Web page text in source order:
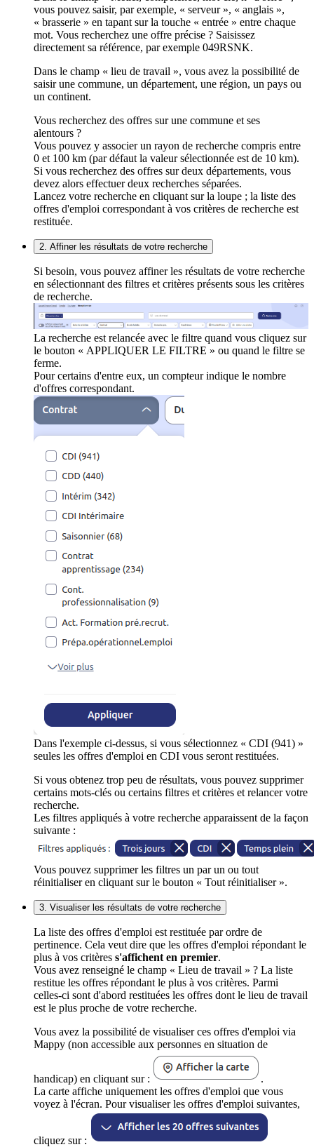
vous pouvez saisir, par exemple, « serveur », « anglais »,
« brasserie » en tapant sur la touche « entrée » entre chaque
mot. Vous recherchez une offre précise ? Saisissez
directement sa référence, par exemple 049RSNK.
Dans le champ « lieu de travail », vous avez la possibilité de
saisir une commune, un département, une région, un pays ou
un continent.
Vous recherchez des offres sur une commune et ses
alentours ?
Vous pouvez y associer un rayon de recherche compris entre
0 et 100 km (par défaut la valeur sélectionnée est de 10 km).
Si vous recherchez des offres sur deux départements, vous
devez alors effectuer deux recherches séparées.
Lancez votre recherche en cliquant sur la loupe ; la liste des
offres d'emploi correspondant à vos critères de recherche est
restituée.
2. Affiner les résultats de votre recherche
Si besoin, vous pouvez affiner les résultats de votre recherche
en sélectionnant des filtres et critères présents sous les critères
de recherche.
La recherche est relancée avec le filtre quand vous cliquez sur
le bouton « APPLIQUER LE FILTRE » ou quand le filtre se
ferme.
Pour certains d'entre eux, un compteur indique le nombre
d'offres correspondant.
Dans l'exemple ci-dessus, si vous sélectionnez « CDI (941) »
seules les offres d'emploi en CDI vous seront restituées.
Si vous obtenez trop peu de résultats, vous pouvez supprimer
certains mots-clés ou certains filtres et critères et relancer votre
recherche.
Les filtres appliqués à votre recherche apparaissent de la façon
suivante :
Vous pouvez supprimer les filtres un par un ou tout
réinitialiser en cliquant sur le bouton « Tout réinitialiser ».
3. Visualiser les résultats de votre recherche
La liste des offres d'emploi est restituée par ordre de
pertinence. Cela veut dire que les offres d'emploi répondant le
plus à vos critères s'affichent en premier.
Vous avez renseigné le champ « Lieu de travail » ? La liste
restitue les offres répondant le plus à vos critères. Parmi
celles-ci sont d'abord restituées les offres dont le lieu de travail
est le plus proche de votre recherche.
Vous avez la possibilité de visualiser ces offres d'emploi via
Mappy (non accessible aux personnes en situation de
handicap) en cliquant sur :
.
La carte affiche uniquement les offres d'emploi que vous
voyez à l'écran. Pour visualiser les offres d'emploi suivantes,
cliquez sur :